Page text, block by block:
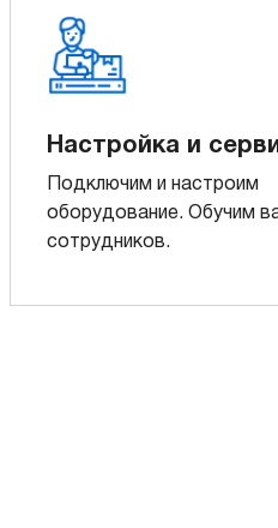
Настройка и
Подключим и настроим
оборудование. Обучим
сотрудников.